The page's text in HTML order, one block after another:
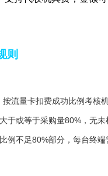
则
流量卡扣费成功比例考核
于或等于采购量80%，无未
例不足80%部分，每台终